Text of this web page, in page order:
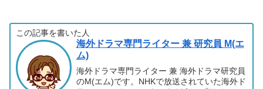
この記事を書いた人
海外ドラマ専門ライター 兼 研究員 M(エ
ム)
海外ドラマ専門ライター 兼 海外ドラマ研究員
のM(エム)です。NHKで放送されていた海外ド